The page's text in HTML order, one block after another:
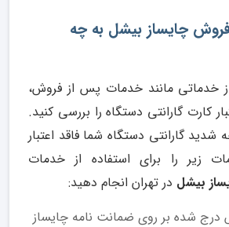
چایساز بیشل به چه
خدماتی مانند خدمات پس از فروش،
کارت گارانتی دستگاه را بررسی کنید.
گارانتی دستگاه شما فاقد اعتبار
زیر را برای استفاده از خدمات
بیشل در تهران انجام دهید:
درج شده بر روی ضمانت نامه چایساز